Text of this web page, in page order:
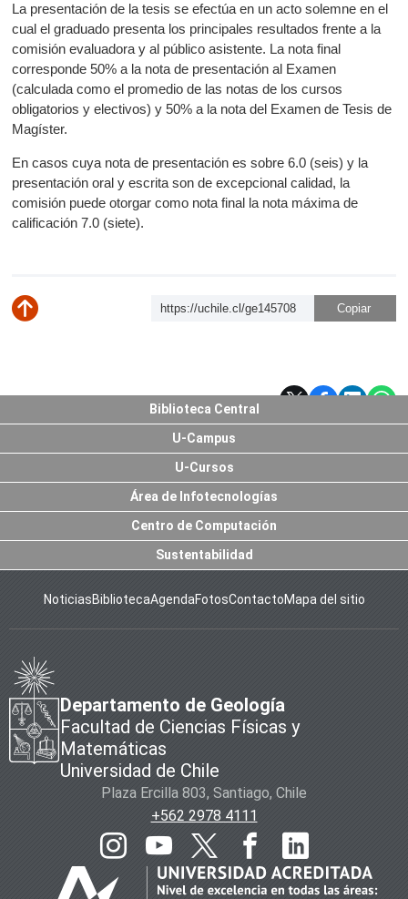
La presentación de la tesis se efectúa en un acto solemne en el
cual el graduado presenta los principales resultados frente a la
comisión evaluadora y al público asistente. La nota final
corresponde 50% a la nota de presentación al Examen
(calculada como el promedio de las notas de los cursos
obligatorios y electivos) y 50% a la nota del Examen de Tesis de
Magíster.
En casos cuya nota de presentación es sobre 6.0 (seis) y la
presentación oral y escrita son de excepcional calidad, la
comisión puede otorgar como nota final la nota máxima de
calificación 7.0 (siete).
https://uchile.cl/ge145708
Biblioteca Central
U-Campus
U-Cursos
Área de Infotecnologías
Centro de Computación
Sustentabilidad
NoticiasBibliotecaAgendaFotosContactoMapa del sitio
Departamento de Geología
Facultad de Ciencias Físicas y
Matemáticas
Universidad de Chile
Plaza Ercilla 803, Santiago, Chile
+562 2978 4111